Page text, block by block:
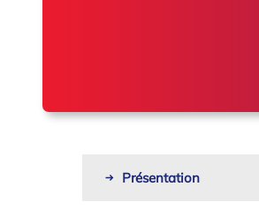
Présentation